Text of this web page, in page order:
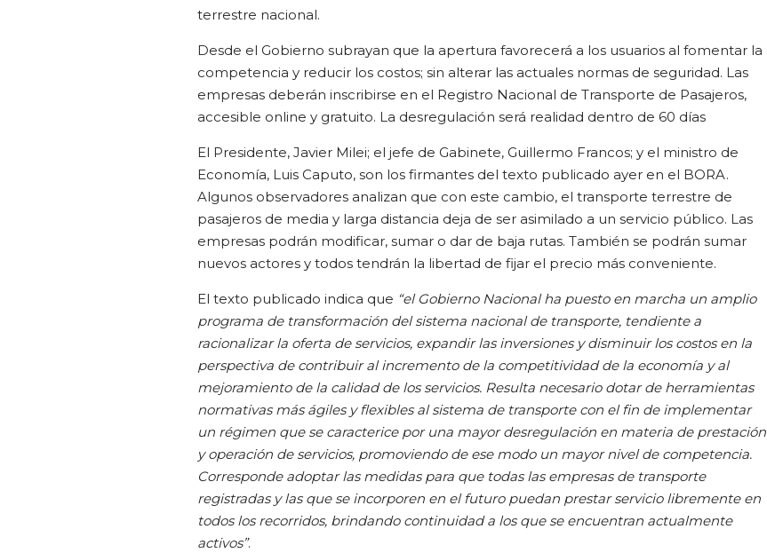
terrestre nacional.
Desde el Gobierno subrayan que la apertura favorecerá a los usuarios al fomentar la
competencia y reducir los costos; sin alterar las actuales normas de seguridad. Las
empresas deberán inscribirse en el Registro Nacional de Transporte de Pasajeros,
accesible online y gratuito. La desregulación será realidad dentro de 60 días
El Presidente, Javier Milei; el jefe de Gabinete, Guillermo Francos; y el ministro de
Economía, Luis Caputo, son los firmantes del texto publicado ayer en el BORA.
Algunos observadores analizan que con este cambio, el transporte terrestre de
pasajeros de media y larga distancia deja de ser asimilado a un servicio público. Las
empresas podrán modificar, sumar o dar de baja rutas. También se podrán sumar
nuevos actores y todos tendrán la libertad de fijar el precio más conveniente.
El texto publicado indica que “el Gobierno Nacional ha puesto en marcha un amplio
programa de transformación del sistema nacional de transporte, tendiente a
racionalizar la oferta de servicios, expandir las inversiones y disminuir los costos en la
perspectiva de contribuir al incremento de la competitividad de la economía y al
mejoramiento de la calidad de los servicios. Resulta necesario dotar de herramientas
normativas más ágiles y flexibles al sistema de transporte con el fin de implementar
un régimen que se caracterice por una mayor desregulación en materia de prestación
y operación de servicios, promoviendo de ese modo un mayor nivel de competencia.
Corresponde adoptar las medidas para que todas las empresas de transporte
registradas y las que se incorporen en el futuro puedan prestar servicio libremente en
todos los recorridos, brindando continuidad a los que se encuentran actualmente
activos”.